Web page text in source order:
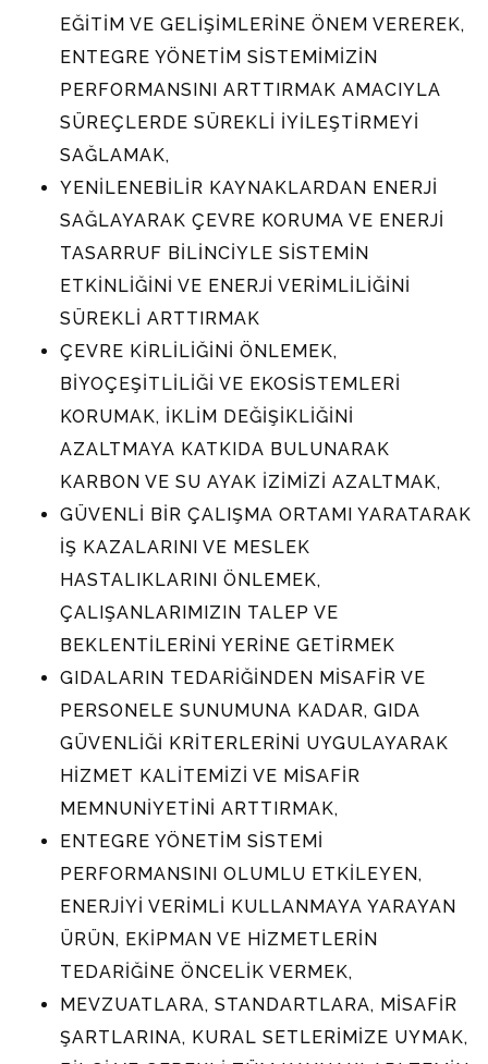
EĞİTİM VE GELİŞİMLERİNE ÖNEM VEREREK,
ENTEGRE YÖNETİM SİSTEMİMİZİN
PERFORMANSINI ARTTIRMAK AMACIYLA
SÜREÇLERDE SÜREKLİ İYİLEŞTİRMEYİ
SAĞLAMAK,
YENİLENEBİLİR KAYNAKLARDAN ENERJİ
SAĞLAYARAK ÇEVRE KORUMA VE ENERJİ
TASARRUF BİLİNCİYLE SİSTEMİN
ETKİNLİĞİNİ VE ENERJİ VERİMLİLİĞİNİ
SÜREKLİ ARTTIRMAK
ÇEVRE KİRLİLİĞİNİ ÖNLEMEK,
BİYOÇEŞİTLİLİĞİ VE EKOSİSTEMLERİ
KORUMAK, İKLİM DEĞİŞİKLİĞİNİ
AZALTMAYA KATKIDA BULUNARAK
KARBON VE SU AYAK İZİMİZİ AZALTMAK,
GÜVENLİ BİR ÇALIŞMA ORTAMI YARATARAK
İŞ KAZALARINI VE MESLEK
HASTALIKLARINI ÖNLEMEK,
ÇALIŞANLARIMIZIN TALEP VE
BEKLENTİLERİNİ YERİNE GETİRMEK
GIDALARIN TEDARİĞİNDEN MİSAFİR VE
PERSONELE SUNUMUNA KADAR, GIDA
GÜVENLİĞİ KRİTERLERİNİ UYGULAYARAK
HİZMET KALİTEMİZİ VE MİSAFİR
MEMNUNİYETİNİ ARTTIRMAK,
ENTEGRE YÖNETİM SİSTEMİ
PERFORMANSINI OLUMLU ETKİLEYEN,
ENERJİYİ VERİMLİ KULLANMAYA YARAYAN
ÜRÜN, EKİPMAN VE HİZMETLERİN
TEDARİĞİNE ÖNCELİK VERMEK,
MEVZUATLARA, STANDARTLARA, MİSAFİR
ŞARTLARINA, KURAL SETLERİMİZE UYMAK,